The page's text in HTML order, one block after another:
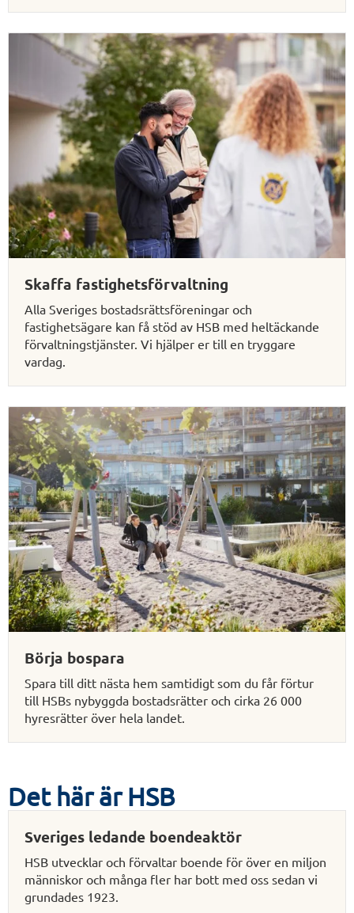
Skaffa fastighetsförvaltning
Alla Sveriges bostadsrättsföreningar och
fastighetsägare kan få stöd av HSB med heltäckande
förvaltningstjänster. Vi hjälper er till en tryggare
vardag.
Börja bospara
Spara till ditt nästa hem samtidigt som du får förtur
till HSBs nybyggda bostadsrätter och cirka 26 000
hyresrätter över hela landet.
Det här är HSB
Sveriges ledande boendeaktör
HSB utvecklar och förvaltar boende för över en miljon
människor och många fler har bott med oss sedan vi
grundades 1923.